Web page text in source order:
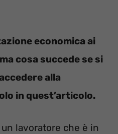
economica ai
cosa succede se si
alla
in quest’articolo.
lavoratore che è in